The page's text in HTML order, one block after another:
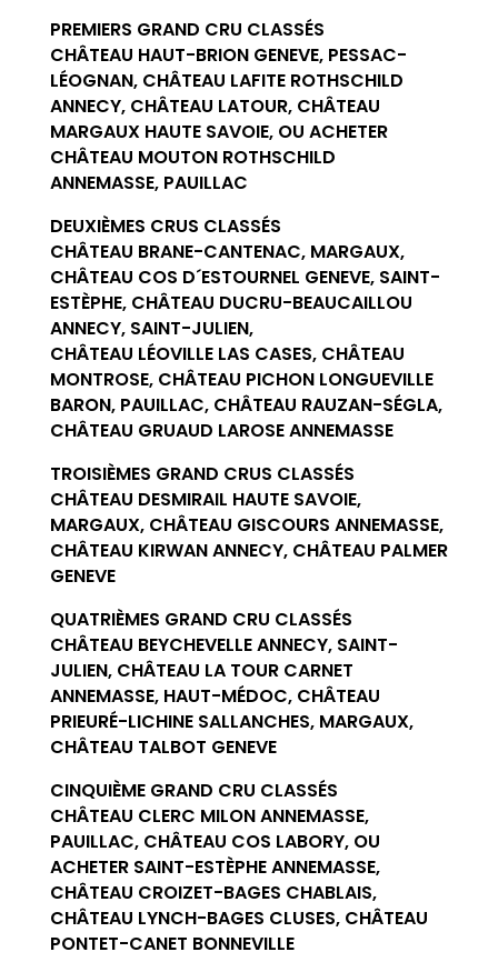
PREMIERS GRAND CRU CLASSÉS
CHÂTEAU HAUT-BRION GENEVE, PESSAC-
LÉOGNAN, CHÂTEAU LAFITE ROTHSCHILD
ANNECY, CHÂTEAU LATOUR, CHÂTEAU
MARGAUX HAUTE SAVOIE, OU ACHETER
CHÂTEAU MOUTON ROTHSCHILD
ANNEMASSE, PAUILLAC
DEUXIÈMES CRUS CLASSÉS
CHÂTEAU BRANE-CANTENAC, MARGAUX,
CHÂTEAU COS D´ESTOURNEL GENEVE, SAINT-
ESTÈPHE, CHÂTEAU DUCRU-BEAUCAILLOU
ANNECY, SAINT-JULIEN,
CHÂTEAU LÉOVILLE LAS CASES, CHÂTEAU
MONTROSE, CHÂTEAU PICHON LONGUEVILLE
BARON, PAUILLAC, CHÂTEAU RAUZAN-SÉGLA,
CHÂTEAU GRUAUD LAROSE ANNEMASSE
TROISIÈMES GRAND CRUS CLASSÉS
CHÂTEAU DESMIRAIL HAUTE SAVOIE,
MARGAUX, CHÂTEAU GISCOURS ANNEMASSE,
CHÂTEAU KIRWAN ANNECY, CHÂTEAU PALMER
GENEVE
QUATRIÈMES GRAND CRU CLASSÉS
CHÂTEAU BEYCHEVELLE ANNECY, SAINT-
JULIEN, CHÂTEAU LA TOUR CARNET
ANNEMASSE, HAUT-MÉDOC, CHÂTEAU
PRIEURÉ-LICHINE SALLANCHES, MARGAUX,
CHÂTEAU TALBOT GENEVE
CINQUIÈME GRAND CRU CLASSÉS
CHÂTEAU CLERC MILON ANNEMASSE,
PAUILLAC, CHÂTEAU COS LABORY, OU
ACHETER SAINT-ESTÈPHE ANNEMASSE,
CHÂTEAU CROIZET-BAGES CHABLAIS,
CHÂTEAU LYNCH-BAGES CLUSES, CHÂTEAU
PONTET-CANET BONNEVILLE